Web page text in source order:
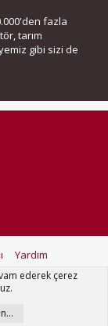
fazla
tarım
gibi sizi de
Yardım
ederek çerez